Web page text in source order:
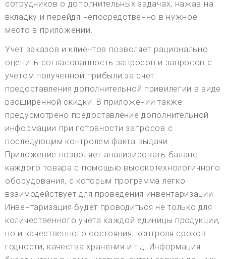
сотрудников о дополнительных задачах, нажав на
вкладку и перейдя непосредственно в нужное
место в приложении.
Учет заказов и клиентов позволяет рационально
оценить согласованность запросов и запросов с
учетом полученной прибыли за счет
предоставления дополнительной привилегии в виде
расширенной скидки. В приложении также
предусмотрено предоставление дополнительной
информации при готовности запросов с
последующим контролем факта выдачи.
Приложение позволяет анализировать баланс
каждого товара с помощью высокотехнологичного
оборудования, с которым программа легко
взаимодействует для проведения инвентаризации.
Инвентаризация будет проводиться не только для
количественного учета каждой единицы продукции,
но и качественного состояния, контроля сроков
годности, качества хранения и т.д. Информация